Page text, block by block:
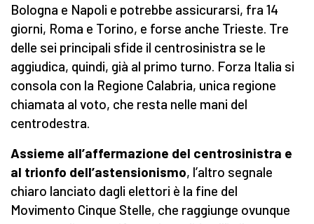
Bologna e Napoli e potrebbe assicurarsi, fra 14
giorni, Roma e Torino, e forse anche Trieste. Tre
delle sei principali sfide il centrosinistra se le
aggiudica, quindi, già al primo turno. Forza Italia si
consola con la Regione Calabria, unica regione
chiamata al voto, che resta nelle mani del
centrodestra.
Assieme all’affermazione del centrosinistra e
al trionfo dell’astensionismo, l’altro segnale
chiaro lanciato dagli elettori è la fine del
Movimento Cinque Stelle, che raggiunge ovunque